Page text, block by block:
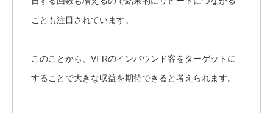
ことも注目されています。
このことから、VFRのインバウンド客をターゲットに
することで大きな収益を期待できると考えられます。